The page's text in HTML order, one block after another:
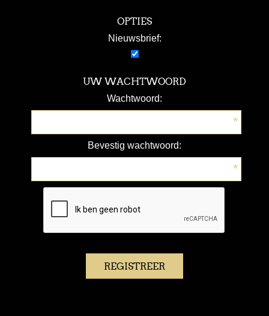
OPTIES
Nieuwsbrief:
UW WACHTWOORD
Wachtwoord:
*
Bevestig wachtwoord:
*